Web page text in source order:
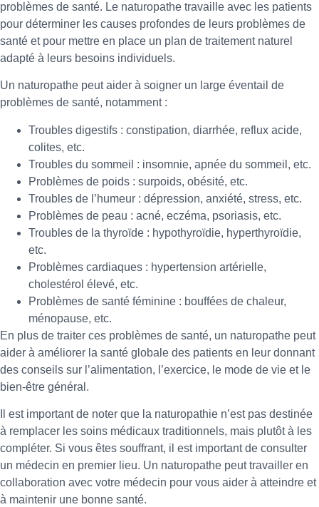
problèmes de santé. Le naturopathe travaille avec les patients
pour déterminer les causes profondes de leurs problèmes de
santé et pour mettre en place un plan de traitement naturel
adapté à leurs besoins individuels.
Un naturopathe peut aider à soigner un large éventail de
problèmes de santé, notamment :
Troubles digestifs : constipation, diarrhée, reflux acide,
colites, etc.
Troubles du sommeil : insomnie, apnée du sommeil, etc.
Problèmes de poids : surpoids, obésité, etc.
Troubles de l’humeur : dépression, anxiété, stress, etc.
Problèmes de peau : acné, eczéma, psoriasis, etc.
Troubles de la thyroïde : hypothyroïdie, hyperthyroïdie,
etc.
Problèmes cardiaques : hypertension artérielle,
cholestérol élevé, etc.
Problèmes de santé féminine : bouffées de chaleur,
ménopause, etc.
En plus de traiter ces problèmes de santé, un naturopathe peut
aider à améliorer la santé globale des patients en leur donnant
des conseils sur l’alimentation, l’exercice, le mode de vie et le
bien-être général.
Il est important de noter que la naturopathie n’est pas destinée
à remplacer les soins médicaux traditionnels, mais plutôt à les
compléter. Si vous êtes souffrant, il est important de consulter
un médecin en premier lieu. Un naturopathe peut travailler en
collaboration avec votre médecin pour vous aider à atteindre et
à maintenir une bonne santé.